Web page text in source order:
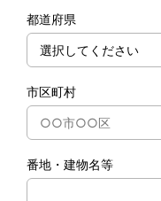
都道府県
市区町村
番地・建物名等